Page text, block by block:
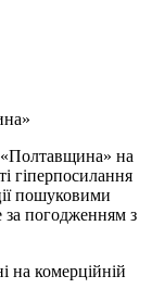
«Полтавщина» на
гіперпосилання
пошуковими
погодженням з
на комерційній